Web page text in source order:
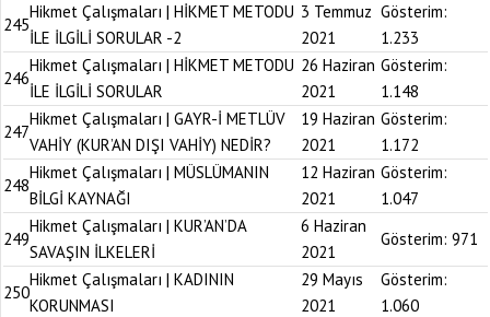
245
Hikmet Çalışmaları | HİKMET METODU
İLE İLGİLİ SORULAR -2
3 Temmuz
2021
Gösterim:
1.233
246
Hikmet Çalışmaları | HİKMET METODU
İLE İLGİLİ SORULAR
26 Haziran
2021
Gösterim:
1.148
247
Hikmet Çalışmaları | GAYR-İ METLÜV
VAHİY (KUR’AN DIŞI VAHİY) NEDİR?
19 Haziran
2021
Gösterim:
1.172
248
Hikmet Çalışmaları | MÜSLÜMANIN
BİLGİ KAYNAĞI
12 Haziran
2021
Gösterim:
1.047
249
Hikmet Çalışmaları | KUR’AN’DA
SAVAŞIN İLKELERİ
6 Haziran
2021
Gösterim: 971
250
Hikmet Çalışmaları | KADININ
KORUNMASI
29 Mayıs
2021
Gösterim:
1.060